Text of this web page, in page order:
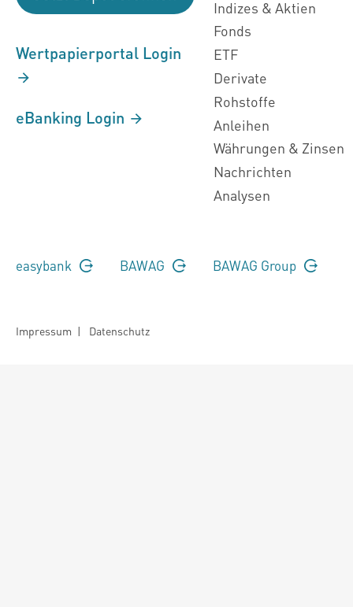
Wertpapierportal Login
eBanking Login
Indizes & Aktien
Fonds
ETF
Derivate
Rohstoffe
Anleihen
Währungen & Zinsen
Nachrichten
Analysen
easybank BAWAG BAWAG Group
Impressum | Datenschutz